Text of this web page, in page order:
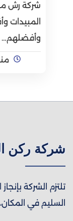
شركة رش
المبيدات
وأفضلهم…
منذ 3
شركة ركن
تلتزم الشركة
السليم في